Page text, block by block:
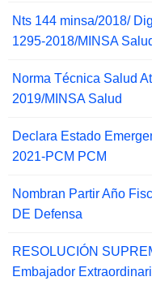
Nts 144 minsa/2018/
1295-2018/MINSA
Norma Técnica Salud
2019/MINSA Salud
Declara Estado
2021-PCM PCM
Nombran Partir Año
DE Defensa
RESOLUCIÓN
Embajador